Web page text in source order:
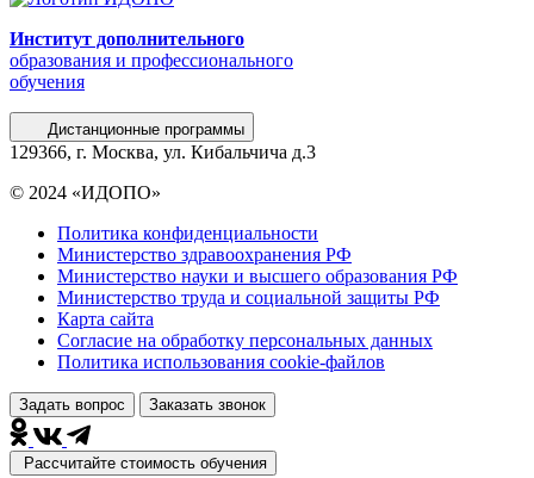
Институт дополнительного
образования и профессионального
обучения
Дистанционные программы
129366, г. Москва, ул. Кибальчича д.3
© 2024 «ИДОПО»
Политика конфиденциальности
Министерство здравоохранения РФ
Министерство науки и высшего образования РФ
Министерство труда и социальной защиты РФ
Карта сайта
Согласие на обработку персональных данных
Политика использования сookie-файлов
Задать вопрос Заказать звонок
Рассчитайте стоимость обучения